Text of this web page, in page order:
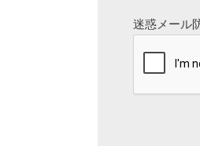
迷惑メール